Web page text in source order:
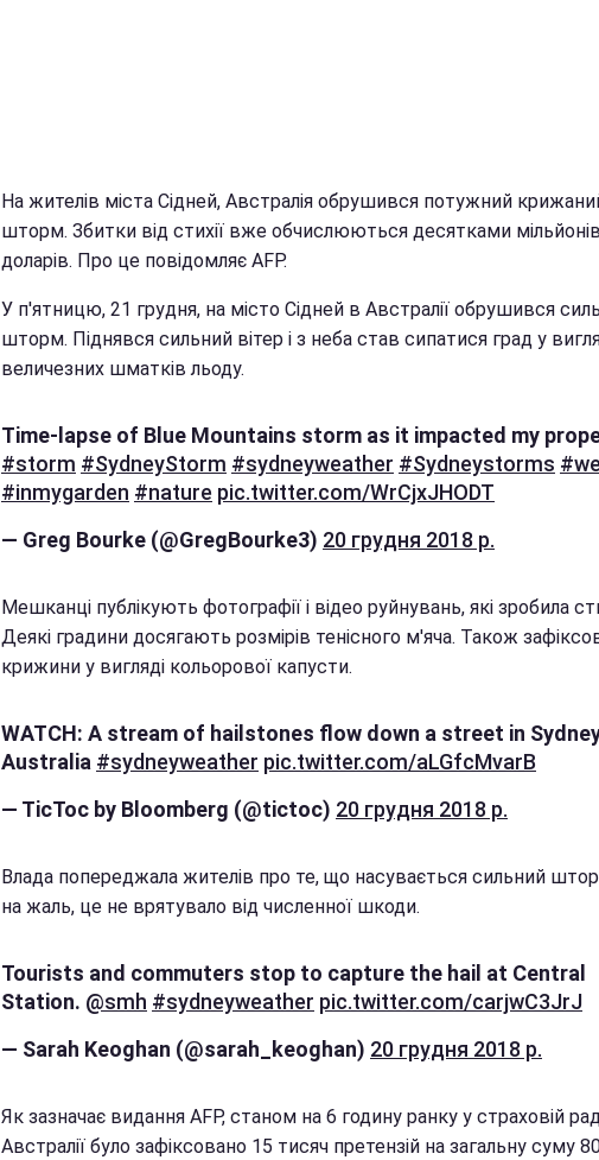
На жителів міста Сідней, Австралія обрушився потужний
шторм. Збитки від стихії вже обчислюються десятками мільйонів
доларів. Про це повідомляє AFP.
У п'ятницю, 21 грудня, на місто Сідней в Австралії обрушився
шторм. Піднявся сильний вітер і з неба став сипатися град у
величезних шматків льоду.
Time-lapse of Blue Mountains storm as it impacted my
#storm #SydneyStorm #sydneyweather #Sydneystorms
#inmygarden #nature pic.twitter.com/WrCjxJHODT
— Greg Bourke (@GregBourke3) 20 грудня 2018 р.
Мешканці публікують фотографії і відео руйнувань, які зробила
Деякі градини досягають розмірів тенісного м'яча. Також
крижини у вигляді кольорової капусти.
WATCH: A stream of hailstones flow down a street in
Australia #sydneyweather pic.twitter.com/aLGfcMvarB
— TicToc by Bloomberg (@tictoc) 20 грудня 2018 р.
Влада попереджала жителів про те, що насувається сильний
на жаль, це не врятувало від численної шкоди.
Tourists and commuters stop to capture the hail at Central
Station. @smh #sydneyweather pic.twitter.com/carjwC3JrJ
— Sarah Keoghan (@sarah_keoghan) 20 грудня 2018 р.
Як зазначає видання AFP, станом на 6 годину ранку у страховій
Австралії було зафіксовано 15 тисяч претензій на загальну суму